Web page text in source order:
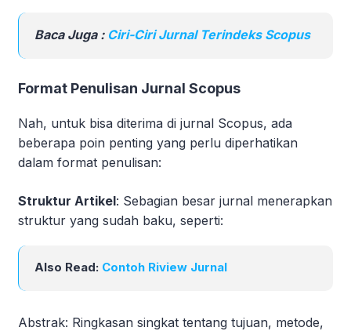
Baca Juga : Ciri-Ciri Jurnal Terindeks Scopus
Format Penulisan Jurnal Scopus
Nah, untuk bisa diterima di jurnal Scopus, ada
beberapa poin penting yang perlu diperhatikan
dalam format penulisan:
Struktur Artikel: Sebagian besar jurnal menerapkan
struktur yang sudah baku, seperti:
Also Read: Contoh Riview Jurnal
Abstrak: Ringkasan singkat tentang tujuan, metode,